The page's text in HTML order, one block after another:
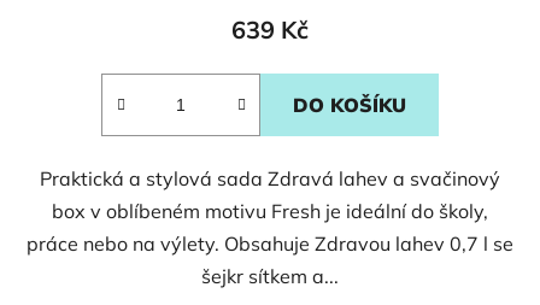
639 Kč
DO KOŠÍKU
Praktická a stylová sada Zdravá lahev a svačinový
box v oblíbeném motivu Fresh je ideální do školy,
práce nebo na výlety. Obsahuje Zdravou lahev 0,7 l se
šejkr sítkem a...